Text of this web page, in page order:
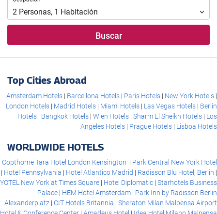
para
realizar
2 Personas, 1 Habitación
Buscar
Top Cities Abroad
Amsterdam Hotels Barcellona Hotels Paris Hotels
New York Hotels
London Hotels
Madrid Hotels Miami Hotels Las Vegas Hotels
Berlin
Hotels
Bangkok Hotels Wien Hotels Sharm El Sheikh Hotels
Los
Angeles Hotels
Prague Hotels Lisboa Hotels
WORLDWIDE HOTELS
Copthorne Tara Hotel London Kensington
Park Central New York Hotel
Hotel Pennsylvania
Hotel Atlantico Madrid
Radisson Blu Hotel, Berlin
YOTEL New York at Times Square
Hotel Diplomatic Starhotels Business
Palace
HEM Hotel Amsterdam
Park Inn by Radisson Berlin
Alexanderplatz
CIT Hotels Britannia
Sheraton Milan Malpensa Airport